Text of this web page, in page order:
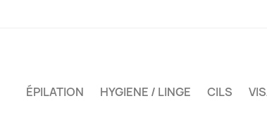
ÉPILATION HYGIENE / LINGE CILS